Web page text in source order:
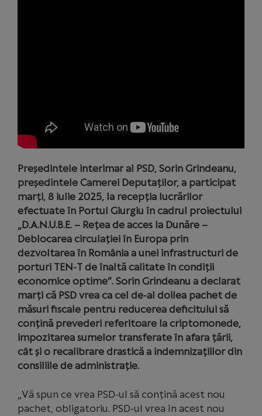
Președintele interimar al PSD, Sorin Grindeanu,
președintele Camerei Deputaților, a participat
marți, 8 iulie 2025, la recepția lucrărilor
efectuate în Portul Giurgiu în cadrul proiectului
„D.A.N.U.B.E. – Rețea de acces la Dunăre –
Deblocarea circulației în Europa prin
dezvoltarea în România a unei infrastructuri de
porturi TEN-T de înaltă calitate în condiții
economice optime”. Sorin Grindeanu a declarat
marți că PSD vrea ca cel de-al doilea pachet de
măsuri fiscale pentru reducerea deficitului să
conțină prevederi referitoare la criptomonede,
impozitarea sumelor transferate în afara țării,
cât și o recalibrare drastică a indemnizațiilor din
consiliile de administrație.
„Vă spun ce vrea PSD-ul să conțină acest nou
pachet, obligatoriu. PSD-ul vrea în acest nou